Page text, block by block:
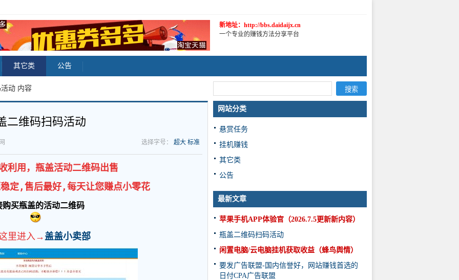
新地址：http://bbs.daidaijx.cn
一个专业的赚钱方法分享平台
其它类 公告
动 内容
二维码扫码活动
选择字号： 超大 标准
利用，瓶盖活动二维码出售
定,售后最好,每天让您赚点小零花
购买瓶盖的活动二维码
里进入 → 盖盖小卖部
网站分类
悬赏任务
挂机赚钱
其它类
公告
最新文章
苹果手机APP体验官（2026.7.5更新新内容）
瓶盖二维码扫码活动
闲置电脑/云电脑挂机获取收益（蜂鸟舆情）
要发广告联盟-国内信誉好，网站赚钱首选的
日付CPA广告联盟